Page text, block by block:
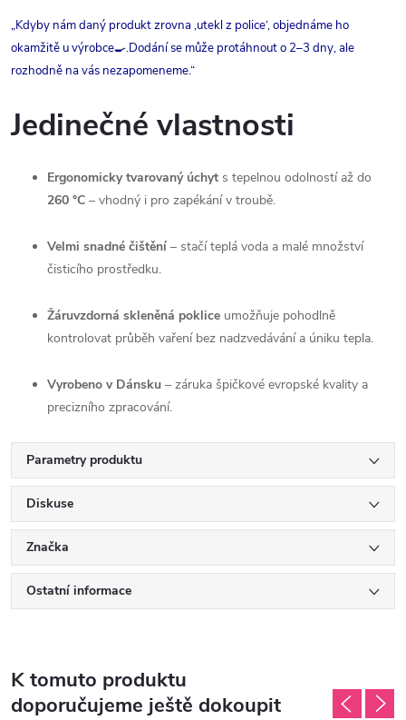
„Kdyby nám daný produkt zrovna ‚utekl z police‘, objednáme ho
okamžitě u výrobce🍳.Dodání se může protáhnout o 2–3 dny, ale
rozhodně na vás nezapomeneme.“
Jedinečné vlastnosti
Ergonomicky tvarovaný úchyt s tepelnou odolností až do
260 °C – vhodný i pro zapékání v troubě.
Velmi snadné čištění – stačí teplá voda a malé množství
čisticího prostředku.
Žáruvzdorná skleněná poklice umožňuje pohodlně
kontrolovat průběh vaření bez nadzvedávání a úniku tepla.
Vyrobeno v Dánsku – záruka špičkové evropské kvality a
precizního zpracování.
Parametry produktu
Diskuse
Značka
Ostatní informace
K tomuto produktu
doporučujeme ještě dokoupit